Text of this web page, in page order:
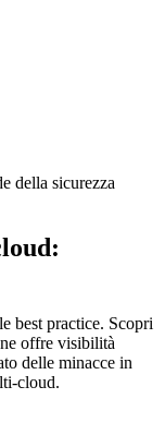
della sicurezza
best practice. Scopri
offre visibilità
delle minacce in
cloud.